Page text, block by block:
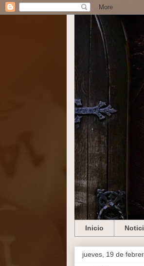
Inicio
jueves, 19 de